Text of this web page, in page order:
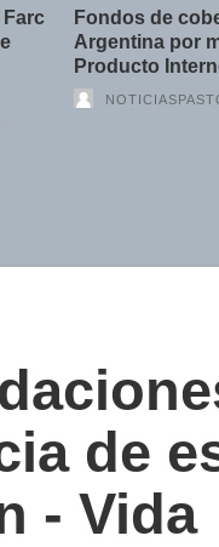
Fondos de
Argentina por
Producto
de
- Vida